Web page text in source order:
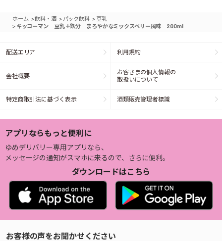
ホーム >飲料・酒 > パック飲料 > 豆乳
> キッコーマン 豆乳＋鉄分 まろやかなミックスベリー風味 200ml
配送エリア 利用規約
会社概要
お客さまの個人情報の
取扱いについて
特定商取引法に基づく表示 酒類販売管理者標識
アプリならもっと便利に
ゆめデリバリー専用アプリなら、
メッセージの通知がスマホに来るので、さらに便利。
ダウンロードはこちら
お客様の声をお聞かせください